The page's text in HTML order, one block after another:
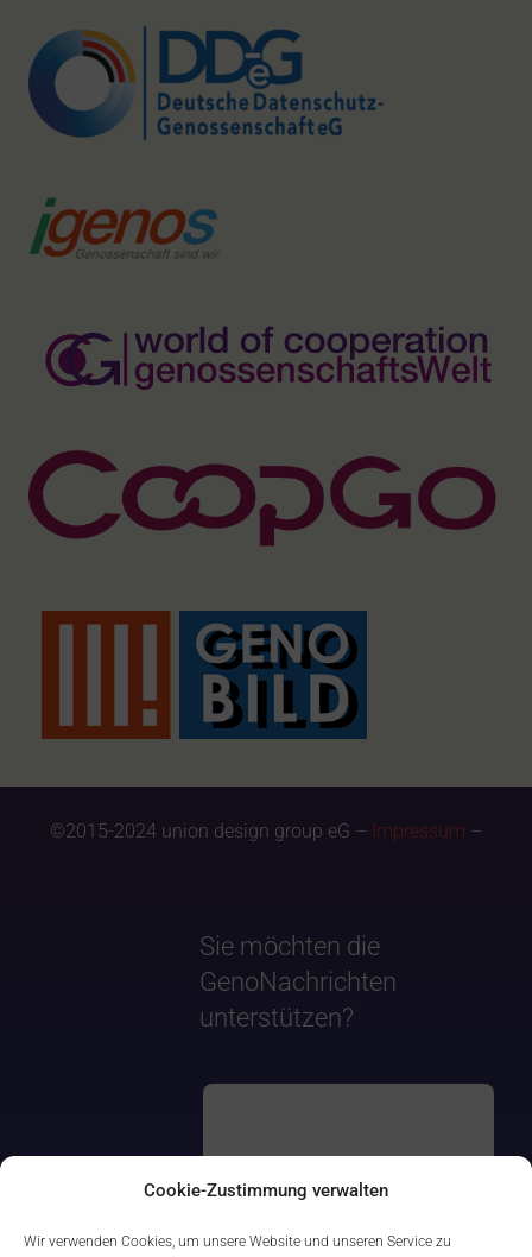
Cookie-Zustimmung verwalten
Wir verwenden Cookies, um unsere Website und unseren Service zu
©2015-2024 union design group eG – Impressum –
Sie möchten die
GenoNachrichten
unterstützen?